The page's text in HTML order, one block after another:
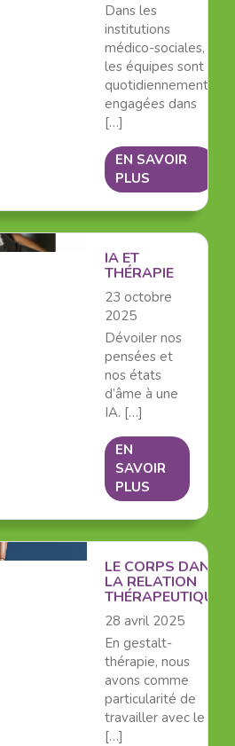
Dans les
institutions
médico-sociales,
les équipes sont
quotidiennement
engagées dans
[…]
EN SAVOIR
PLUS
IA ET
THÉRAPIE
23 octobre
2025
Dévoiler nos
pensées et
nos états
d’âme à une
IA. […]
EN
SAVOIR
PLUS
LE CORPS DANS
LA RELATION
THÉRAPEUTIQUE
28 avril 2025
En gestalt-
thérapie, nous
avons comme
particularité de
travailler avec le
[…]